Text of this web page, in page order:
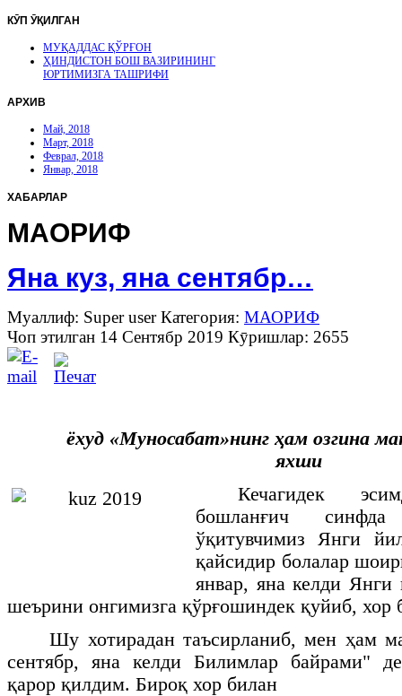
КӮП ӮҚИЛГАН
МУҚАДДАС ҚЎРҒОН
ҲИНДИСТОН БОШ ВАЗИРИНИНГ
ЮРТИМИЗГА ТАШРИФИ
АРХИВ
Май, 2018
Март, 2018
Феврал, 2018
Январ, 2018
ХАБАРЛАР
МАОРИФ
Яна куз, яна сентябр…
Муаллиф: Super userКатегория: МАОРИФ
Чоп этилган 14 Сентябр 2019 Кӯришлар: 2655
ёхуд «Муносабат»нинг ҳам озгина
яхши
Кечагидек
бошланғич
ўқитувчимиз Янги
қайсидир болалар
январ, яна келди
шеърини онгимизга қўрғошиндек қуйиб, хор
Шу хотирадан таъсирланиб, мен ҳам
сентябр, яна келди Билимлар байрами"
қарор қилдим. Бироқ хор билан